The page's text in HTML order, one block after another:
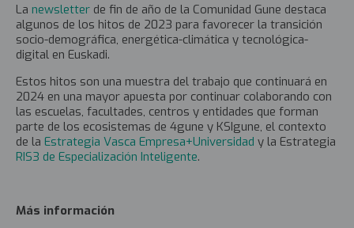
La newsletter de fin de año de la Comunidad Gune destaca
algunos de los hitos de 2023 para favorecer la transición
socio-demográfica, energética-climática y tecnológica-
digital en Euskadi.
Estos hitos son una muestra del trabajo que continuará en
2024 en una mayor apuesta por continuar colaborando con
las escuelas, facultades, centros y entidades que forman
parte de los ecosistemas de 4gune y KSIgune, el contexto
de la Estrategia Vasca Empresa+Universidad y la Estrategia
RIS3 de Especialización Inteligente.
Más información